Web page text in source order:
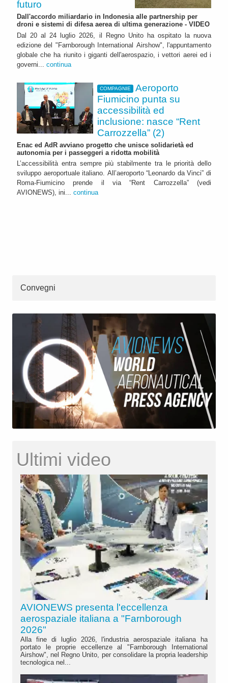
futuro
Dall'accordo miliardario in Indonesia alle partnership per
droni e sistemi di difesa aerea di ultima generazione - VIDEO
Dal 20 al 24 luglio 2026, il Regno Unito ha ospitato la nuova
edizione del "Farnborough International Airshow", l'appuntamento
globale che ha riunito i giganti dell'aerospazio, i vettori aerei ed i
governi... continua
COMPAGNIE
Aeroporto
Fiumicino punta su
accessibilità ed
inclusione: nasce “Rent
Carrozzella” (2)
Enac ed AdR avviano progetto che unisce solidarietà ed
autonomia per i passeggeri a ridotta mobilità
L’accessibilità entra sempre più stabilmente tra le priorità dello
sviluppo aeroportuale italiano. All’aeroporto “Leonardo da Vinci” di
Roma-Fiumicino prende il via “Rent Carrozzella” (vedi
AVIONEWS), ini... continua
Convegni
Ultimi video
AVIONEWS presenta l'eccellenza
aerospaziale italiana a "Farnborough
2026"
Alla fine di luglio 2026, l'industria aerospaziale italiana ha
portato le proprie eccellenze al "Farnborough International
Airshow", nel Regno Unito, per consolidare la propria leadership
tecnologica nel...